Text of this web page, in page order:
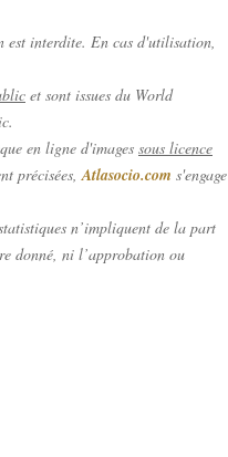
est interdite. En cas d'utilisation,
et sont issues du World
.
en ligne d'images sous licence
précisées, Atlasocio.com s'engage
n’impliquent de la part
donné, ni l’approbation ou